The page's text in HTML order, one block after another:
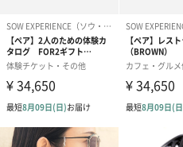
プリザーブドフラワー
（2,580円）
プリ
（